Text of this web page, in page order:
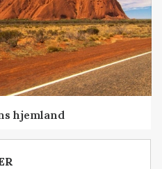
hjemland